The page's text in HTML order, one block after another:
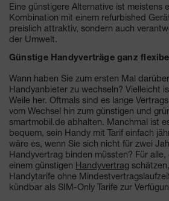
Eine günstigere Alternative ist meistens
Kombination mit einem refurbished
preislich attraktiv, sondern auch
der Umwelt.
Günstige Handyverträge ganz flexibel
Wann haben Sie zum ersten Mal
Handyanbieter zu wechseln? Vielleicht
Weile her. Oftmals sind es lange
vom Wechsel hin zum günstigen und
smartmobil.de abhalten. Manchmal ist
bequem, sein Handy mit Tarif einfach
wäre es, wenn Sie sich nicht für zwei
Handyvertrag binden müssten? Für
einem günstigen Handyvertrag
Handytarife ohne
kündbar als SIM-Only Tarife zur